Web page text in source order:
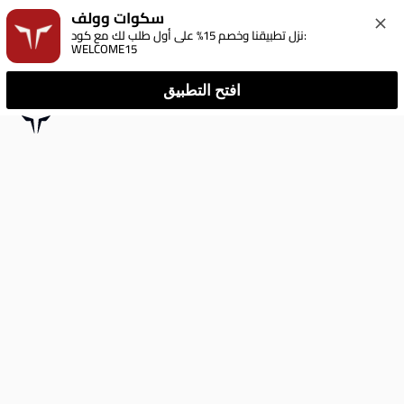
سكوات وولف
نزل تطبيقنا وخصم 15% على أول طلب لك مع كود:
WELCOME15
افتح التطبيق